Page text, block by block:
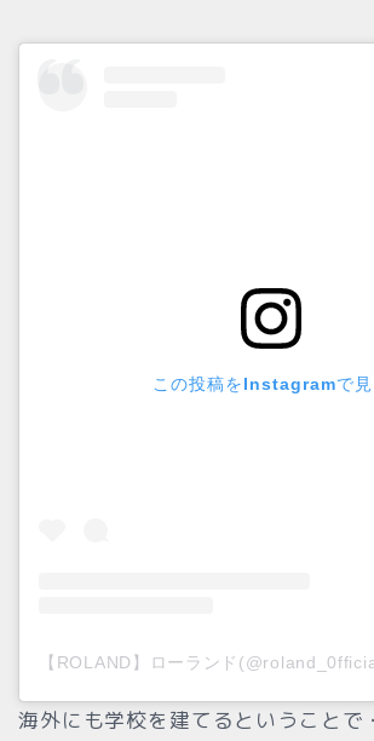
この投稿をInstagramで見
海外にも学校を建てるということで